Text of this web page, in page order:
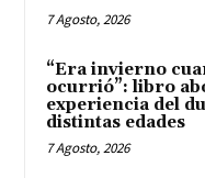
7 Agosto, 2026
“Era invierno
ocurrió”: libro
experiencia del
distintas edades
7 Agosto, 2026